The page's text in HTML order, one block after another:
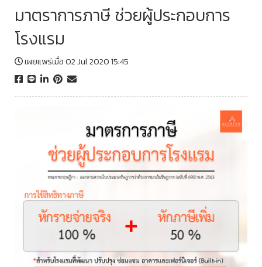
มาตราการภาษี ช่วยผู้ประกอบการ
โรงแรม
เผยแพร่เมื่อ 02 Jul 2020 15:45